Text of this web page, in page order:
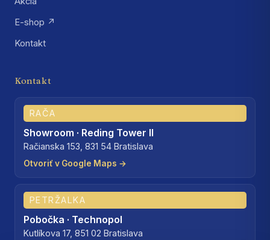
E-shop ↗
Kontakt
Kontakt
RAČA
Showroom · Reding Tower II
Račianska 153, 831 54 Bratislava
Otvoriť v Google Maps →
PETRŽALKA
Pobočka · Technopol
Kutlíkova 17, 851 02 Bratislava